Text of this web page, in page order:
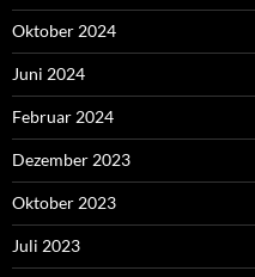
Oktober 2024
Juni 2024
Februar 2024
Dezember 2023
Oktober 2023
Juli 2023